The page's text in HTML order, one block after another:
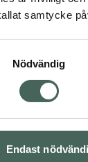
samtycke
Nödvändig
Endast